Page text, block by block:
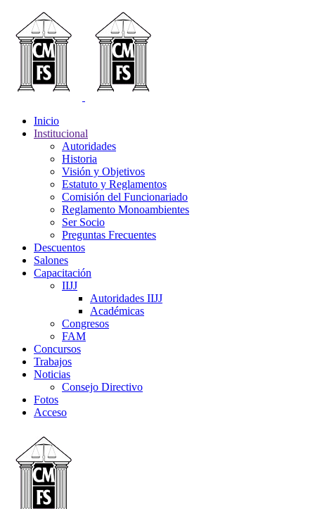
Inicio
Institucional
Autoridades
Historia
Visión y Objetivos
Estatuto y Reglamentos
Comisión del Funcionariado
Reglamento Monoambientes
Ser Socio
Preguntas Frecuentes
Descuentos
Salones
Capacitación
IIJJ
Autoridades IIJJ
Académicas
Congresos
FAM
Concursos
Trabajos
Noticias
Consejo Directivo
Fotos
Acceso